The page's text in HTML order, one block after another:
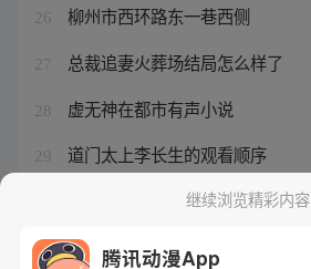
26 柳州市西环路东一巷西侧
27 总裁追妻火葬场结局怎么样了
28 虚无神在都市有声小说
29 道门太上李长生的观看顺序
总裁追妻火葬场剧情介绍分集
继续浏览精彩内容
腾讯动漫App